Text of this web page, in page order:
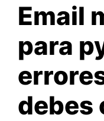
Email
para
debes